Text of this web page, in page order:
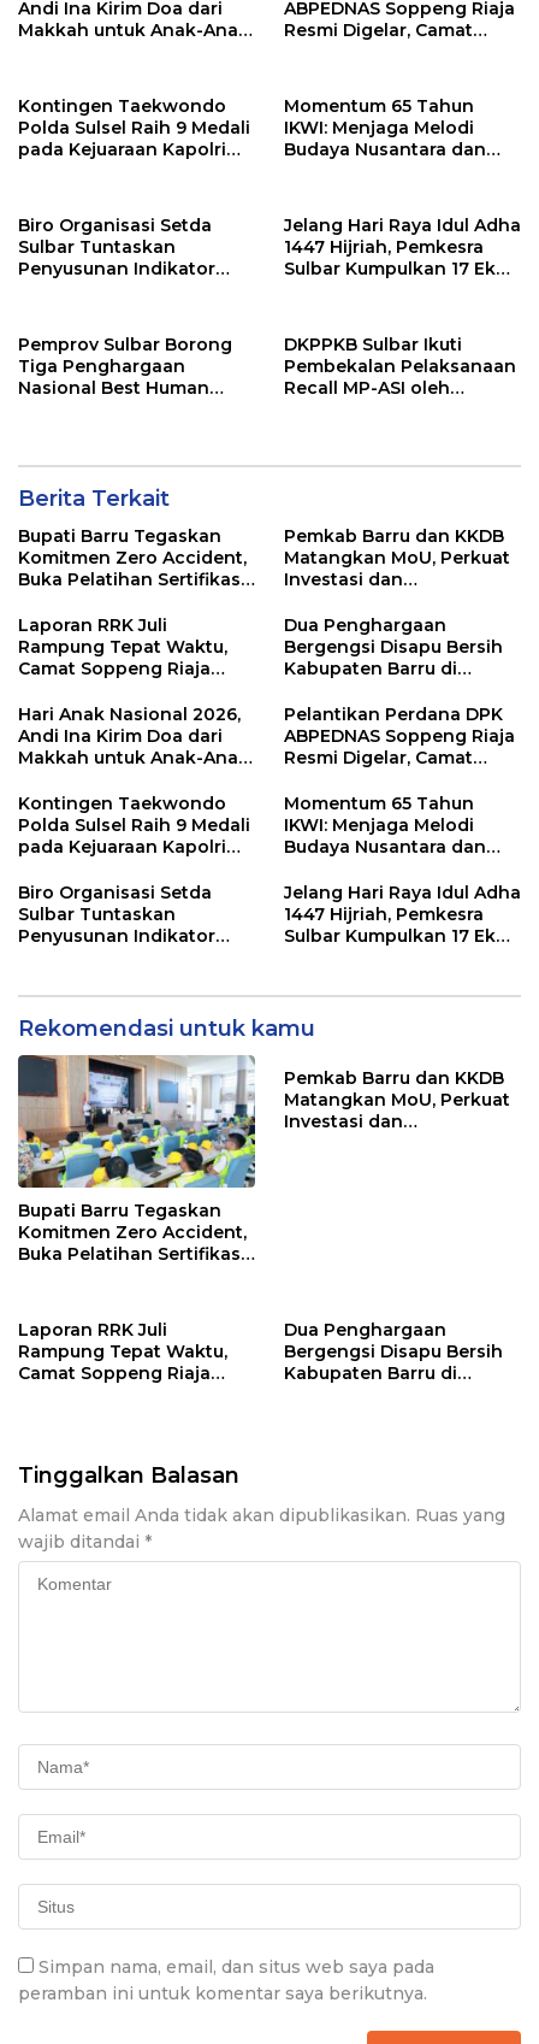
Andi Ina Kirim Doa dari
Makkah untuk Anak-Anak
ABPEDNAS Soppeng Riaja
Resmi Digelar, Camat
Kontingen Taekwondo
Polda Sulsel Raih 9 Medali
pada Kejuaraan Kapolri
Momentum 65 Tahun
IKWI: Menjaga Melodi
Budaya Nusantara dan
Biro Organisasi Setda
Sulbar Tuntaskan
Penyusunan Indikator
Jelang Hari Raya Idul Adha
1447 Hijriah, Pemkesra
Sulbar Kumpulkan 17 Ekor
Pemprov Sulbar Borong
Tiga Penghargaan
Nasional Best Human
DKPPKB Sulbar Ikuti
Pembekalan Pelaksanaan
Recall MP-ASI oleh
Berita Terkait
Bupati Barru Tegaskan
Komitmen Zero Accident,
Buka Pelatihan Sertifikasi
Pemkab Barru dan KKDB
Matangkan MoU, Perkuat
Investasi dan
Laporan RRK Juli
Rampung Tepat Waktu,
Camat Soppeng Riaja
dan Kelurahan
Dua Penghargaan
Bergengsi Disapu Bersih
Kabupaten Barru di
Hari Anak Nasional 2026,
Andi Ina Kirim Doa dari
Makkah untuk Anak-Anak
Pelantikan Perdana DPK
ABPEDNAS Soppeng Riaja
Resmi Digelar, Camat
Wujudkan Desa Maju
Kontingen Taekwondo
Polda Sulsel Raih 9 Medali
pada Kejuaraan Kapolri
Momentum 65 Tahun
IKWI: Menjaga Melodi
Budaya Nusantara dan
Pers
Biro Organisasi Setda
Sulbar Tuntaskan
Penyusunan Indikator
Jelang Hari Raya Idul Adha
1447 Hijriah, Pemkesra
Sulbar Kumpulkan 17 Ekor
Rekomendasi untuk kamu
Bupati Barru Tegaskan
Komitmen Zero Accident,
Buka Pelatihan Sertifikasi
Pemkab Barru dan KKDB
Matangkan MoU, Perkuat
Investasi dan
Laporan RRK Juli
Rampung Tepat Waktu,
Camat Soppeng Riaja
Dua Penghargaan
Bergengsi Disapu Bersih
Kabupaten Barru di
Tinggalkan Balasan
Alamat email Anda tidak akan dipublikasikan. Ruas yang
wajib ditandai *
Simpan nama, email, dan situs web saya pada
peramban ini untuk komentar saya berikutnya.